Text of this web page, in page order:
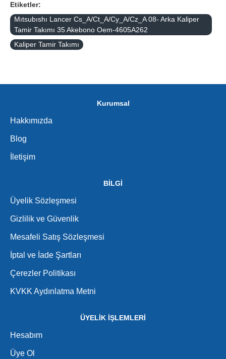
Etiketler:
Mıtsubıshı Lancer Cs_A/Ct_A/Cy_A/Cz_A 08- Arka Kaliper
Tamir Takımı 35 Akebono Oem-4605A262
Kaliper Tamir Takımı
Kurumsal
Hakkımızda
Blog
İletişim
BİLGİ
Üyelik Sözleşmesi
Gizlilik ve Güvenlik
Mesafeli Satış Sözleşmesi
İptal ve İade Şartları
Çerezler Politikası
KVKK Aydınlatma Metni
ÜYELİK İŞLEMLERİ
Hesabım
Üye Ol